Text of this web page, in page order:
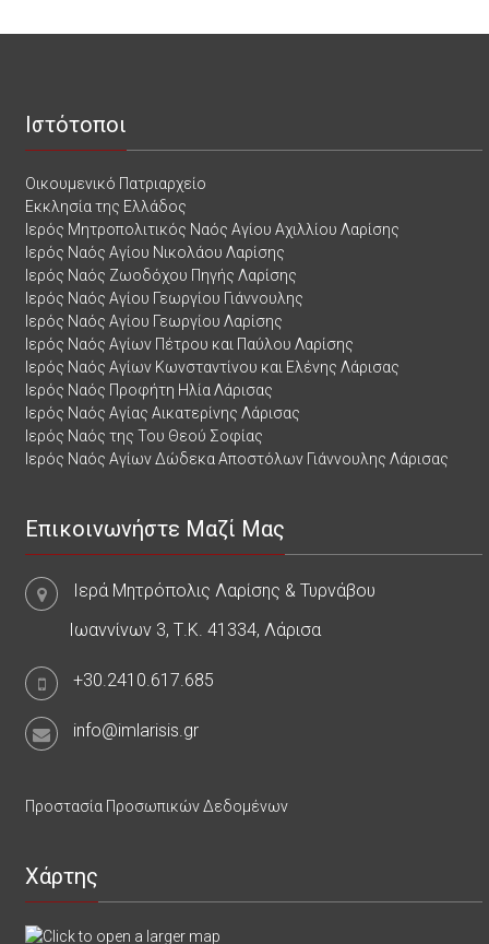
Ιστότοποι
Οικουμενικό Πατριαρχείο
Εκκλησία της Ελλάδος
Ιερός Μητροπολιτικός Ναός Αγίου Αχιλλίου Λαρίσης
Ιερός Ναός Αγίου Νικολάου Λαρίσης
Ιερός Ναός Ζωοδόχου Πηγής Λαρίσης
Ιερός Ναός Αγίου Γεωργίου Γιάννουλης
Ιερός Ναός Αγίου Γεωργίου Λαρίσης
Ιερός Ναός Αγίων Πέτρου και Παύλου Λαρίσης
Ιερός Ναός Αγίων Κωνσταντίνου και Ελένης Λάρισας
Ιερός Ναός Προφήτη Ηλία Λάρισας
Ιερός Ναός Αγίας Αικατερίνης Λάρισας
Ιερός Ναός της Του Θεού Σοφίας
Ιερός Ναός Αγίων Δώδεκα Αποστόλων Γιάννουλης Λάρισας
Επικοινωνήστε Μαζί Μας
Ιερά Μητρόπολις Λαρίσης & Τυρνάβου
Ιωαννίνων 3, Τ.Κ. 41334, Λάρισα
+30.2410.617.685
info@imlarisis.gr
Προστασία Προσωπικών Δεδομένων
Χάρτης